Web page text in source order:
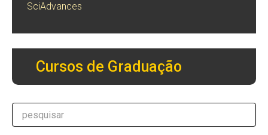
SciAdvances
Cursos de Graduação